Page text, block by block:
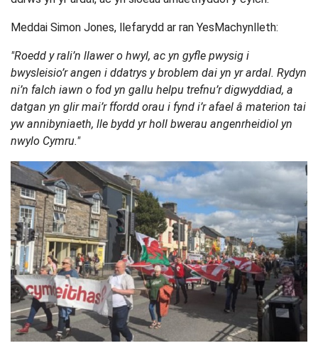
Meddai Simon Jones, llefarydd ar ran YesMachynlleth:
"Roedd y rali’n llawer o hwyl, ac yn gyfle pwysig i
bwysleisio’r angen i ddatrys y broblem dai yn yr ardal. Rydyn
ni’n falch iawn o fod yn gallu helpu trefnu’r digwyddiad, a
datgan yn glir mai’r ffordd orau i fynd i’r afael â materion tai
yw annibyniaeth, lle bydd yr holl bwerau angenrheidiol yn
nwylo Cymru."